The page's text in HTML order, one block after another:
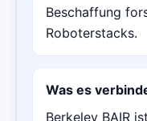
Beschaffung
Roboterstacks.
Was es
Berkeley BAIR